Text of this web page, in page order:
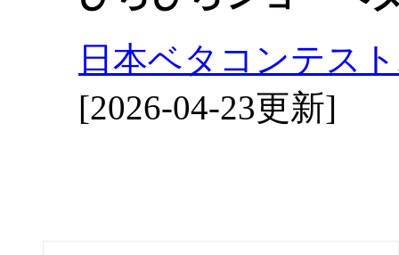
日本ベタコンテス
[2026-04-23更新]